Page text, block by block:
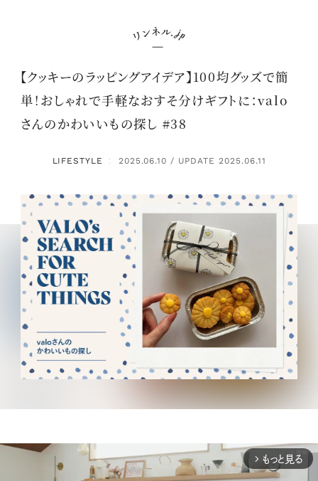
【クッキーのラッピングアイデア】100均グッズで簡
単！おしゃれで手軽なおすそ分けギフトに：valo
さんのかわいいもの探し #38
LIFESTYLE ： 2025.06.10 / UPDATE 2025.06.11
arrow_forward_ios もっと見る